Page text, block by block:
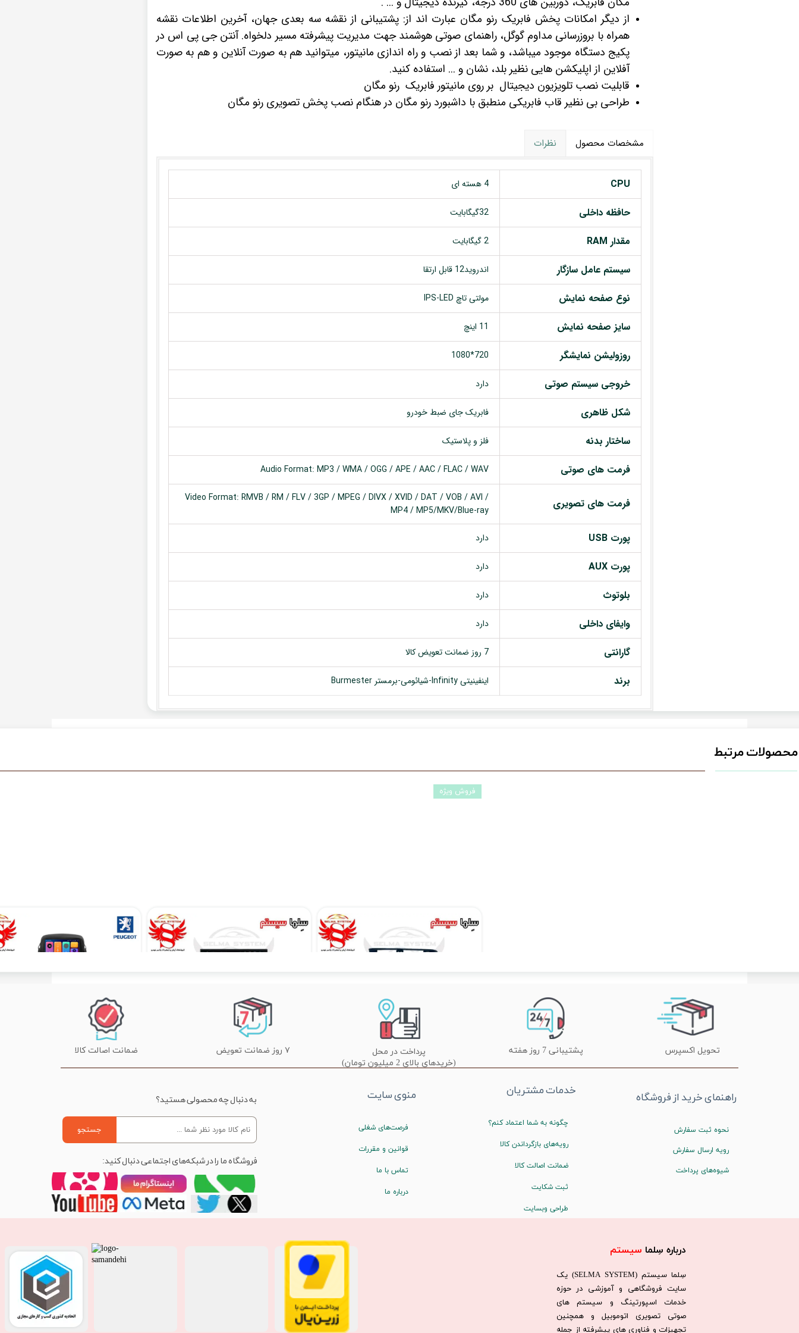
از دیگر امکانات پخش فابریک رنو مگان عبارت اند از: پشتیبانی از نقشه سه بعدی جهان، آخرین اطلاعات نقشه
همراه با بروزرسانی مداوم گوگل، راهنمای صوتی هوشمند جهت مدیریت پیشرفته مسیر دلخواه. آنتن جی پی اس در
پکیج دستگاه موجود میباشد، و شما بعد از نصب و راه اندازی مانیتور، میتوانید هم به صورت آنلاین و هم به صورت
آفلاین از اپلیکشن هایی نظیر بلد، نشان و ... استفاده کنید.
قابلیت نصب تلویزیون دیجیتال بر روی مانیتور فابریک رنو مگان
طراحی بی نظیر قاب فابریکی منطبق با داشبورد رنو مگان در هنگام نصب پخش تصویری رنو مگان
مشخصات محصول نظرات
CPU 4 هسته ای
حافظه داخلی 32گیگابایت
مقدار RAM 2 گیگابایت
سیستم عامل سازگار اندروید12 قابل ارتقا
نوع صفحه نمایش مولتی تاچ IPS-LED
سایز صفحه نمایش 11 اینچ
روزولیشن نمایشگر 720*1080
خروجی سیستم صوتی دارد
شکل ظاهری فابریک جای ضبط خودرو
ساختار بدنه فلز و پلاستیک
فرمت های صوتی Audio Format: MP3 / WMA / OGG / APE / AAC / FLAC / WAV
فرمت های تصویری
Video Format: RMVB / RM / FLV / 3GP / MPEG / DIVX / XVID / DAT / VOB / AVI /
MP4 / MP5/MKV/Blue-ray
پورت USB دارد
پورت AUX دارد
بلوتوث دارد
وایفای داخلی دارد
گارانتی 7 روز ضمانت تعویض کالا
برند اینفینیتی Infinity-شیائومی-برمستر Burmester
محصولات مرتبط
مانیتور فابریک اندروید مدل 7 اینچ پژو 207
۱۳,۵۱۰,۲۰۰ تومان
مانیتور اندروید 7 اینچ یونیورسال برند ویستا مدل TSX 2032
۱۷,۸۹۰,۰۰۰ تومان
مانیتور فابریک اندروید تارا Taraبرند ویستا مدل MTX 1032
۱۴,۸۹۰,۰۰۰ تومان
فروش ویژه
درباره سِلما سیستم​​​​​​​
سِلما سيستم (SELMA SYSTEM) یک
سایت فروشگاهی و آموزشی در حوزه
خدمات اسپورتینگ و سیستم های
صوتی تصویری اتوموبیل و همچنین
تجهیزات و فناوری های پیشرفته از جمله
تحویل اکسپرس پشتیبانی 7 روز هفته
پرداخت در محل
(خریدهای بالای 2 میلیون تومان)
۷ روز ضمانت تعویض ضمانت اصالت کالا
راهنمای خرید از فروشگاه
نحوه ثبت سفارش
رویه ارسال سفارش
شیوه‌های پرداخت
خدمات مشتریان
چگونه به شما اعتماد کنم؟
رویه‌های بازگرداندن کالا
ضمانت اصالت کالا
ثبت شکایت
طراحی وبسایت
منوی سایت
فرصت‌های شغلی
قوانین و مقررات
تماس با ما
درباره ما
به دنبال چه محصولی هستید؟
جستجو
فروشگاه ما را در شبکه‌های اجتماعی دنبال کنید: